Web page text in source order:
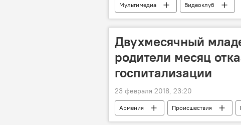
Мультимедиа Видеоклуб
Двухмесячный
родители месяц
госпитализации
23 февраля 2018, 23:20
Армения Происшествия